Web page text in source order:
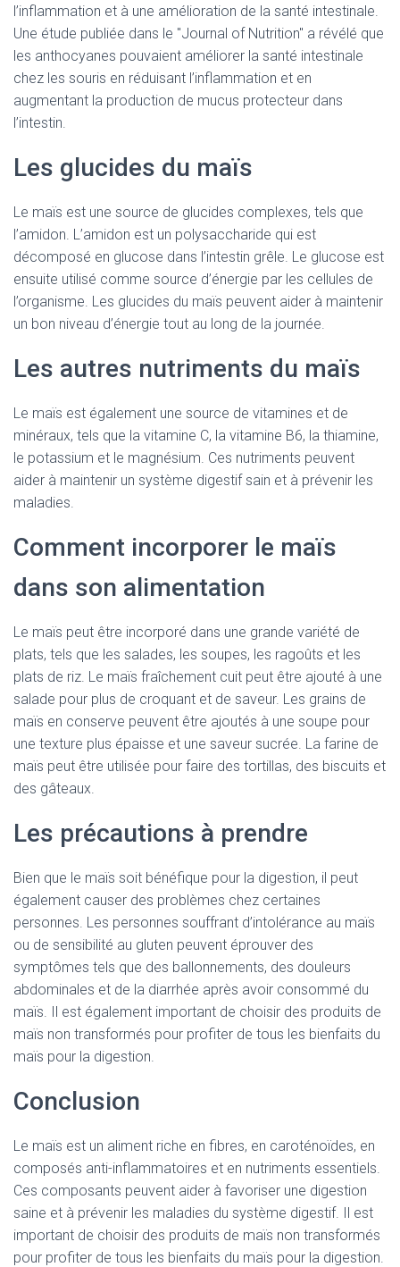
l’inflammation et à une amélioration de la santé intestinale.
Une étude publiée dans le "Journal of Nutrition" a révélé que
les anthocyanes pouvaient améliorer la santé intestinale
chez les souris en réduisant l’inflammation et en
augmentant la production de mucus protecteur dans
l’intestin.
Les glucides du maïs
Le maïs est une source de glucides complexes, tels que
l’amidon. L’amidon est un polysaccharide qui est
décomposé en glucose dans l’intestin grêle. Le glucose est
ensuite utilisé comme source d’énergie par les cellules de
l’organisme. Les glucides du maïs peuvent aider à maintenir
un bon niveau d’énergie tout au long de la journée.
Les autres nutriments du maïs
Le maïs est également une source de vitamines et de
minéraux, tels que la vitamine C, la vitamine B6, la thiamine,
le potassium et le magnésium. Ces nutriments peuvent
aider à maintenir un système digestif sain et à prévenir les
maladies.
Comment incorporer le maïs
dans son alimentation
Le maïs peut être incorporé dans une grande variété de
plats, tels que les salades, les soupes, les ragoûts et les
plats de riz. Le maïs fraîchement cuit peut être ajouté à une
salade pour plus de croquant et de saveur. Les grains de
maïs en conserve peuvent être ajoutés à une soupe pour
une texture plus épaisse et une saveur sucrée. La farine de
maïs peut être utilisée pour faire des tortillas, des biscuits et
des gâteaux.
Les précautions à prendre
Bien que le maïs soit bénéfique pour la digestion, il peut
également causer des problèmes chez certaines
personnes. Les personnes souffrant d’intolérance au maïs
ou de sensibilité au gluten peuvent éprouver des
symptômes tels que des ballonnements, des douleurs
abdominales et de la diarrhée après avoir consommé du
maïs. Il est également important de choisir des produits de
maïs non transformés pour profiter de tous les bienfaits du
maïs pour la digestion.
Conclusion
Le maïs est un aliment riche en fibres, en caroténoïdes, en
composés anti-inflammatoires et en nutriments essentiels.
Ces composants peuvent aider à favoriser une digestion
saine et à prévenir les maladies du système digestif. Il est
important de choisir des produits de maïs non transformés
pour profiter de tous les bienfaits du maïs pour la digestion.